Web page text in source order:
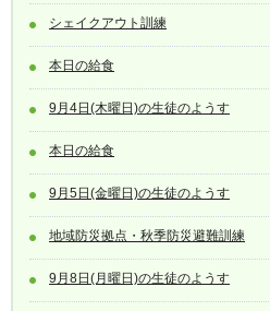
シェイクアウト訓練
本日の給食
9月4日(木曜日)の生徒のようす
本日の給食
9月5日(金曜日)の生徒のようす
地域防災拠点・秋季防災避難訓練
9月8日(月曜日)の生徒のようす